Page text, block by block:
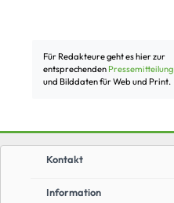
Für Redakteure geht es hierzur
entsprechenden Pressemitteilung
und Bilddaten für Web und Print.
Information
Kontakt